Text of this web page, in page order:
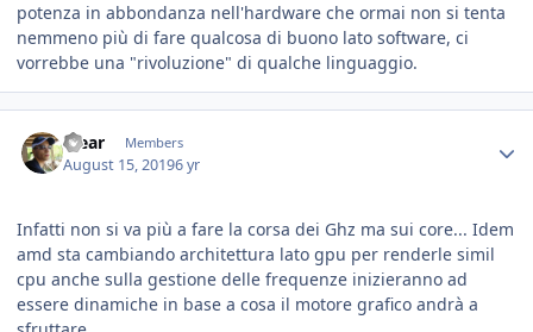
potenza in abbondanza nell'hardware che ormai non si tenta
nemmeno più di fare qualcosa di buono lato software, ci
vorrebbe una "rivoluzione" di qualche linguaggio.
Yjear Members
August 15, 20196 yr
Infatti non si va più a fare la corsa dei Ghz ma sui core... Idem
amd sta cambiando architettura lato gpu per renderle simil
cpu anche sulla gestione delle frequenze inizieranno ad
essere dinamiche in base a cosa il motore grafico andrà a